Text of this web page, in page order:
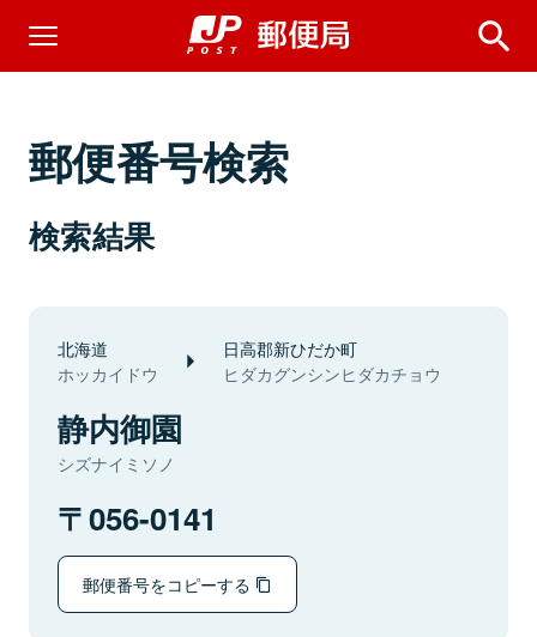
郵便番号検索
検索結果
北海道
ホッカイドウ
日高郡新ひだか町
ヒダカグンシンヒダカチョウ
静内御園
シズナイミソノ
056-0141
郵便番号をコピーする